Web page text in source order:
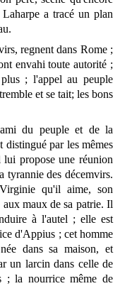
a tracé un plan
regnent dans Rome ;
envahi toute autorité ;
; l'appel au peuple
et se tait; les bons
ami du peuple et de la
par les mêmes
propose une réunion
tyrannie des décemvirs.
qu'il aime, son
maux de sa patrie. Il
à l'autel ; elle est
d'Appius ; cet homme
dans sa maison, et
un larcin dans celle de
; la nourrice même de